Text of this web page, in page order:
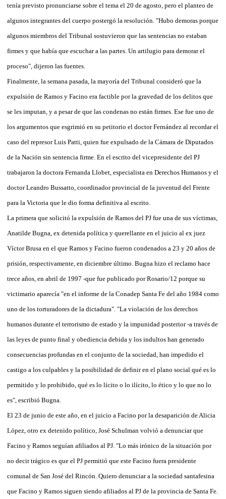
tenía previsto pronunciarse sobre el tema el 20 de agosto, pero el planteo de
algunos integrantes del cuerpo postergó la resolución. "Hubo demoras porque
algunos miembros del Tribunal sostuvieron que las sentencias no estaban
firmes y que había que escuchar a las partes. Un artilugio para demorar el
proceso", dijeron las fuentes.
Finalmente, la semana pasada, la mayoría del Tribunal consideró que la
expulsión de Ramos y Facino era factible por la gravedad de los delitos que
se les imputan, y a pesar de que las condenas no están firmes. Ese fue uno de
los argumentos que esgrimió en su petitorio el doctor Fernández al recordar el
caso del represor Luis Patti, quien fue expulsado de la Cámara de Diputados
de la Nación sin sentencia firme. En el escrito del vicepresidente del PJ
trabajaron la doctora Fernanda Llobet, especialista en Derechos Humanos y el
doctor Leandro Bussatto, coordinador provincial de la juventud del Frente
para la Victoria que le dio forma definitiva al escrito.
La primera que solicitó la expulsión de Ramos del PJ fue una de sus víctimas,
Anatilde Bugna, ex detenida política y querellante en el juicio al ex juez
Víctor Brusa en el que Ramos y Facino fueron condenados a 23 y 20 años de
prisión, respectivamente, en diciembre último. Bugna hizo el reclamo hace
trece años, en abril de 1997 -que fue publicado por Rosario/12 porque su
victimario aparecía "en el informe de la Conadep Santa Fe del año 1984 como
uno de los torturadores de la dictadura". "La violación de los derechos
humanos durante el terrorismo de estado y la impunidad posterior -a través de
las leyes de punto final y obediencia debida y los indultos han generado
consecuencias profundas en el conjunto de la sociedad, han impedido el
castigo a los culpables y la posibilidad de definir en el plano social qué es lo
permitido y lo prohibido, qué es lo lícito o lo ilícito, lo ético y lo que no lo
es", escribió Bugna.
El 23 de junio de este año, en el juicio a Facino por la desaparición de Alicia
López, otro ex detenido político, José Schulman volvió a denunciar que
Facino y Ramos seguían afiliados al PJ. "Lo más irónico de la situación por
no decir trágico es que el PJ permitió que este Facino fuera presidente
comunal de San José del Rincón. Quiero denunciar a la sociedad santafesina
que Facino y Ramos siguen siendo afiliados al PJ de la provincia de Santa Fe.